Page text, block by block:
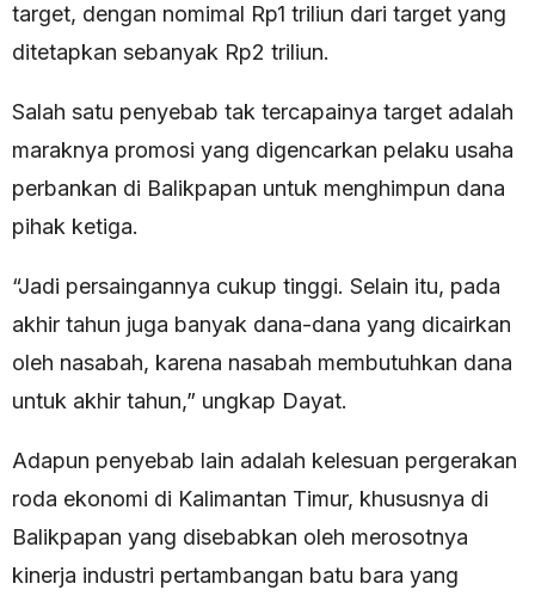
target, dengan nomimal Rp1 triliun dari target yang
ditetapkan sebanyak Rp2 triliun.
Salah satu penyebab tak tercapainya target adalah
maraknya promosi yang digencarkan pelaku usaha
perbankan di Balikpapan untuk menghimpun dana
pihak ketiga.
“Jadi persaingannya cukup tinggi. Selain itu, pada
akhir tahun juga banyak dana-dana yang dicairkan
oleh nasabah, karena nasabah membutuhkan dana
untuk akhir tahun,” ungkap Dayat.
Adapun penyebab lain adalah kelesuan pergerakan
roda ekonomi di Kalimantan Timur, khususnya di
Balikpapan yang disebabkan oleh merosotnya
kinerja industri pertambangan batu bara yang